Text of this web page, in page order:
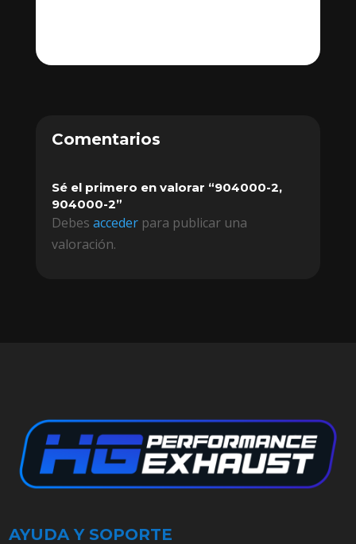
Comentarios
Sé el primero en valorar “904000-2,
904000-2”
Debes accederpara publicar una
valoración.
AYUDA Y SOPORTE